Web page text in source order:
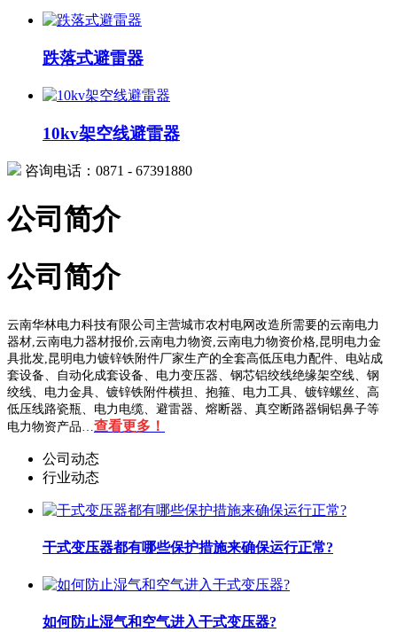
跌落式避雷器
10kv架空线避雷器
咨询电话：0871 - 67391880
公司简介
公司简介
云南华林电力科技有限公司主营城市农村电网改造所需要的云南电力
器材,云南电力器材报价,云南电力物资,云南电力物资价格,昆明电力金
具批发,昆明电力镀锌铁附件厂家生产的全套高低压电力配件、电站成
套设备、自动化成套设备、电力变压器、钢芯铝绞线绝缘架空线、钢
绞线、电力金具、镀锌铁附件横担、抱箍、电力工具、镀锌螺丝、高
低压线路瓷瓶、电力电缆、避雷器、熔断器、真空断路器铜铝鼻子等
电力物资产品… 查看更多！
公司动态
行业动态
干式变压器都有哪些保护措施来确保运行正常?
如何防止湿气和空气进入干式变压器?